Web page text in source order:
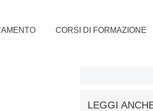
CORSI DI FORMAZIONE
LEGGI